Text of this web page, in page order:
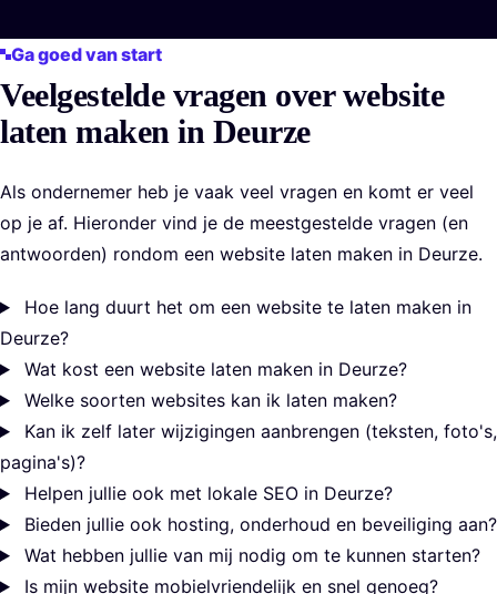
Bekijk de case
Vorige slide
Volgende slide
Ga goed van start
Veelgestelde vragen over website
laten maken in Deurze
Als ondernemer heb je vaak veel vragen en komt er veel
op je af. Hieronder vind je de meestgestelde vragen (en
antwoorden) rondom een website laten maken in Deurze.
Hoe lang duurt het om een website te laten maken in
Deurze?
Wat kost een website laten maken in Deurze?
Welke soorten websites kan ik laten maken?
Kan ik zelf later wijzigingen aanbrengen (teksten, foto's,
pagina's)?
Helpen jullie ook met lokale SEO in Deurze?
Bieden jullie ook hosting, onderhoud en beveiliging aan?
Wat hebben jullie van mij nodig om te kunnen starten?
Is mijn website mobielvriendelijk en snel genoeg?